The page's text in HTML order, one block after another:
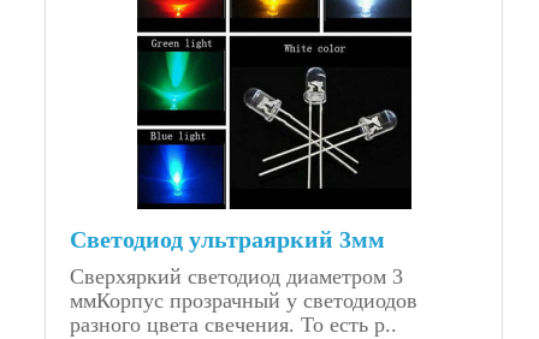
Светодиод ультраяркий 3мм
Сверхяркий светодиод диаметром 3
ммКорпус прозрачный у светодиодов
разного цвета свечения. То есть р..